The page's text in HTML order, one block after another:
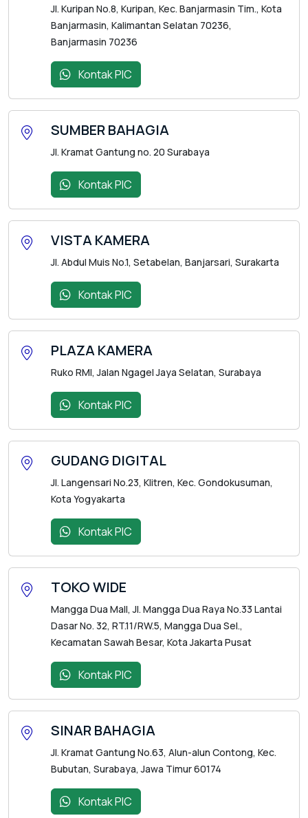
Jl. Kuripan No.8, Kuripan, Kec. Banjarmasin Tim., Kota
Banjarmasin, Kalimantan Selatan 70236,
Banjarmasin 70236
Kontak PIC
SUMBER BAHAGIA
Jl. Kramat Gantung no. 20 Surabaya
Kontak PIC
VISTA KAMERA
Jl. Abdul Muis No.1, Setabelan, Banjarsari, Surakarta
Kontak PIC
PLAZA KAMERA
Ruko RMI, Jalan Ngagel Jaya Selatan, Surabaya
Kontak PIC
GUDANG DIGITAL
Jl. Langensari No.23, Klitren, Kec. Gondokusuman,
Kota Yogyakarta
Kontak PIC
TOKO WIDE
Mangga Dua Mall, Jl. Mangga Dua Raya No.33 Lantai
Dasar No. 32, RT.11/RW.5, Mangga Dua Sel.,
Kecamatan Sawah Besar, Kota Jakarta Pusat
Kontak PIC
SINAR BAHAGIA
Jl. Kramat Gantung No.63, Alun-alun Contong, Kec.
Bubutan, Surabaya, Jawa Timur 60174
Kontak PIC